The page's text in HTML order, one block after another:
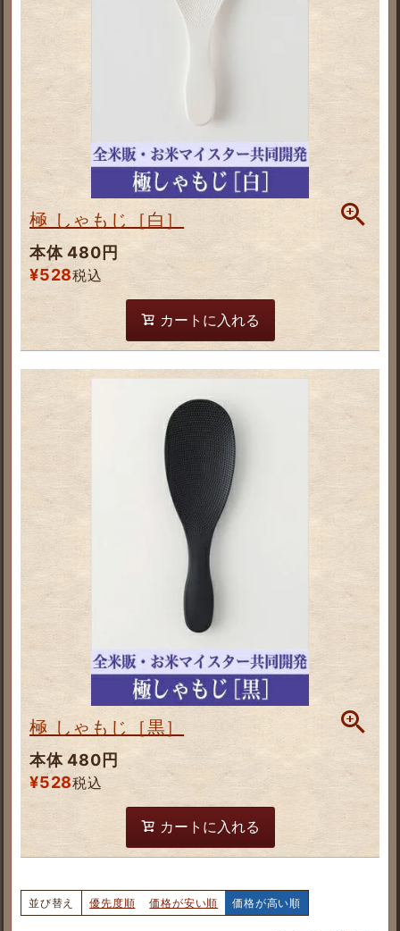
極 しゃもじ［白］
本体 480円
¥528税込
カートに入れる
極 しゃもじ［黒］
本体 480円
¥528税込
カートに入れる
並び替え 優先度順 価格が安い順 価格が高い順